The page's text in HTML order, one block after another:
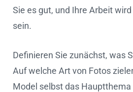
Sie es gut, und Ihre Arbeit
sein.
Definieren Sie zunächst, was
Auf welche Art von Fotos
Model selbst das Hauptthema